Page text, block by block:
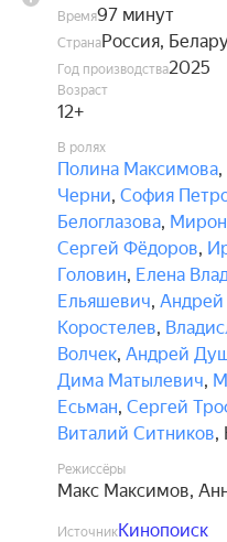
Время97 минут
СтранаРоссия,
Год производства2025
Возраст
12+
В ролях
Полина Максимова,
Черни, София
Белоглазова,
Сергей Фёдоров,
Головин, Елена
Ельяшевич,
Коростелев,
Волчек, Андрей
Дима Матылевич,
Есьман, Сергей
Виталий Ситников,
Режиссёры
Макс Максимов,
ИсточникКинопоиск